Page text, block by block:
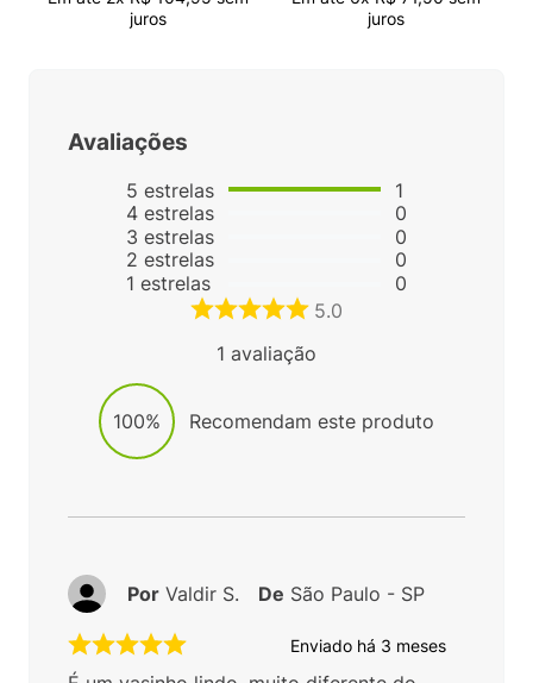
juros
juros
Avaliações
5 estrelas
4 estrelas
3 estrelas
2 estrelas
1 estrelas
1
0
0
0
0
5.0
1 avaliação
100% Recomendam este produto
Enviado há 3 meses
Por Valdir S. De São Paulo - SP